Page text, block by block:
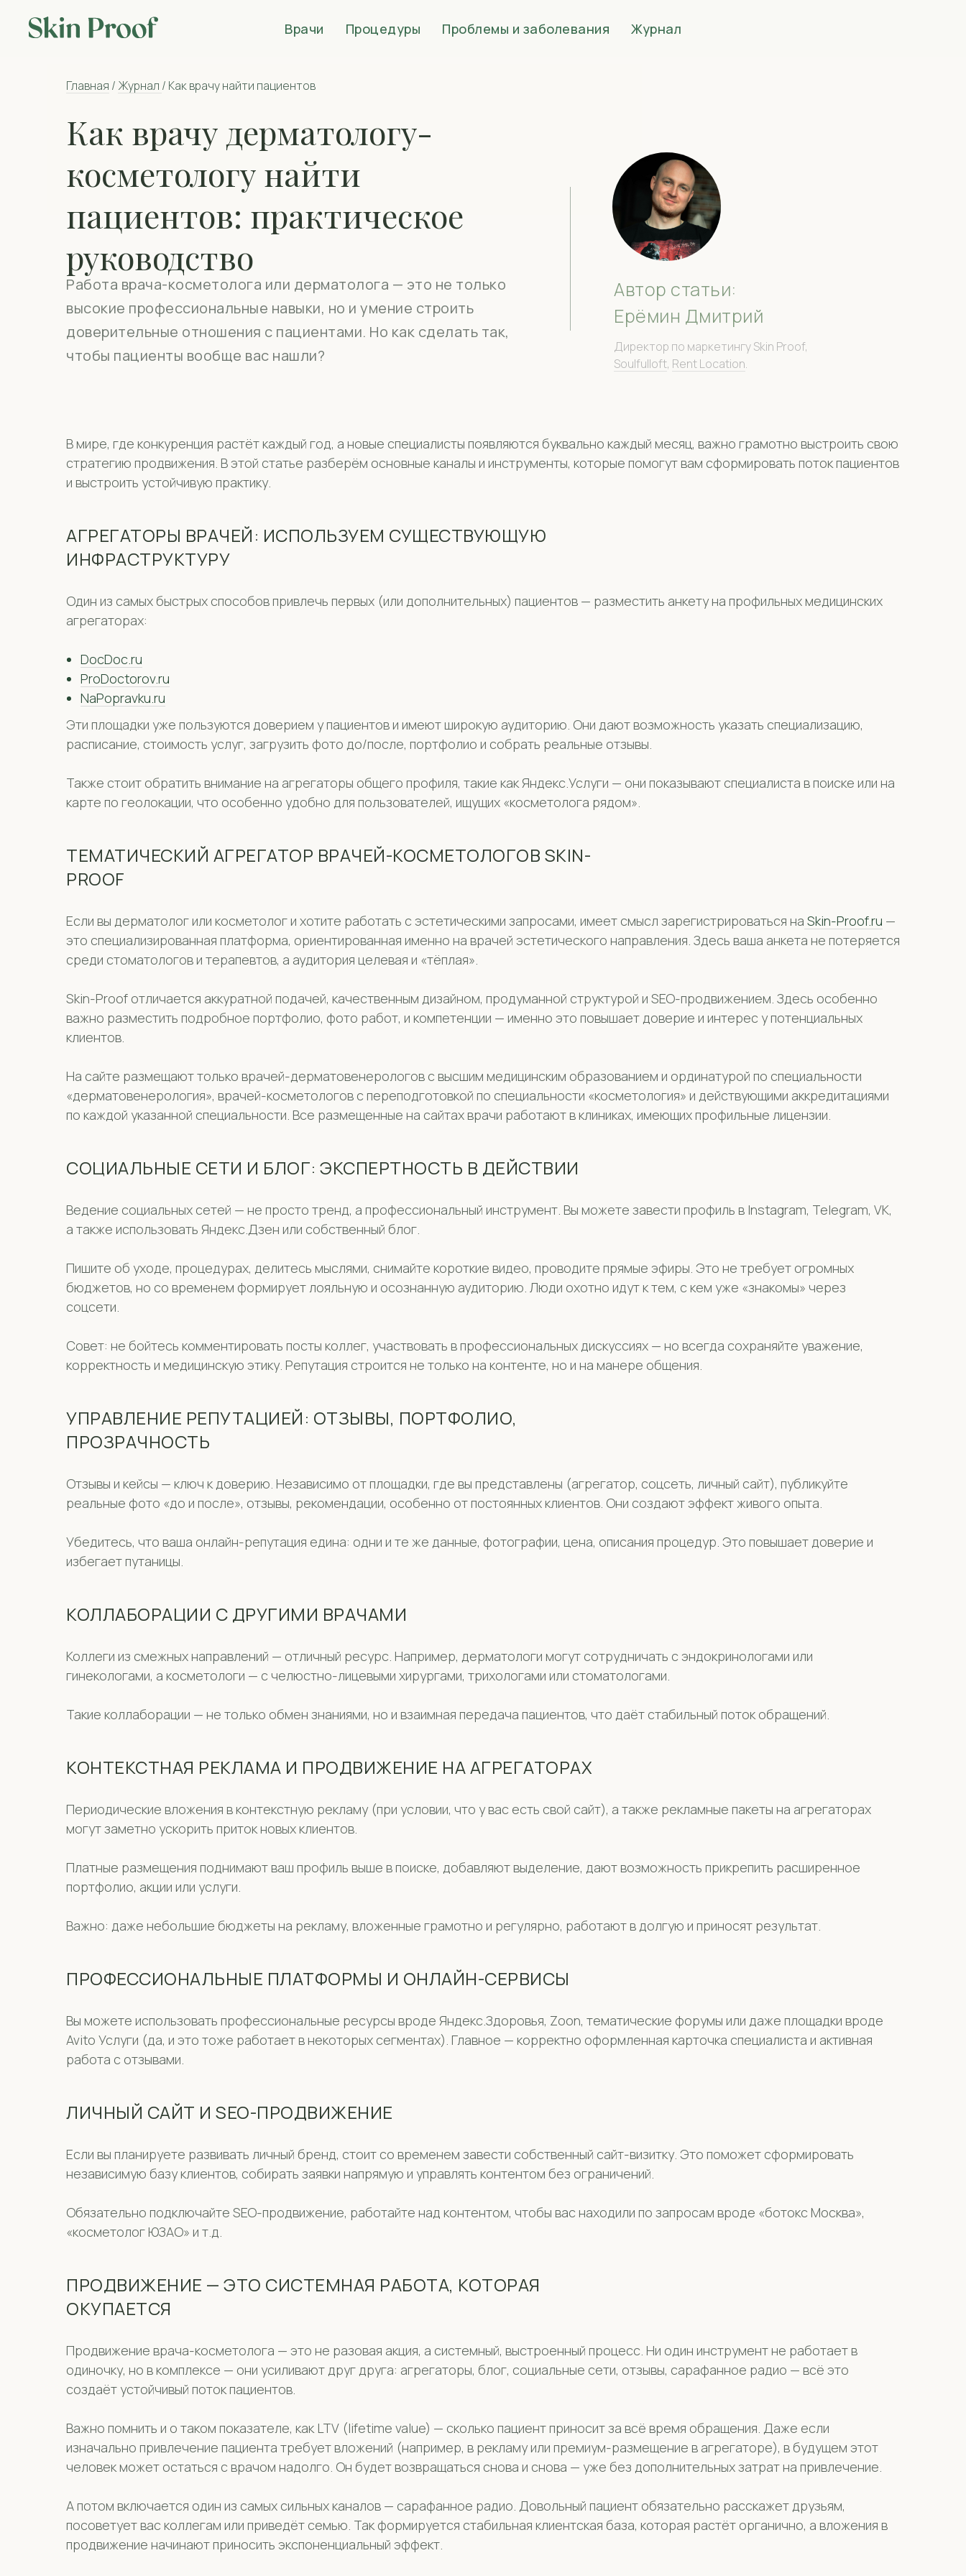
Врачи Процедуры Проблемы и заболевания Журнал
Как врачу дерматологу-
косметологу найти
пациентов: практическое
руководство
Работа врача-косметолога или дерматолога — это не только
высокие профессиональные навыки, но и умение строить
доверительные отношения с пациентами. Но как сделать так,
чтобы пациенты вообще вас нашли?
Главная / Журнал / Как врачу найти пациентов
Автор статьи:
Ерёмин Дмитрий
Директор по маркетингу Skin Proof,
Soulfulloft, Rent Location.
В мире, где конкуренция растёт каждый год, а новые специалисты появляются буквально каждый месяц, важно грамотно выстроить свою
стратегию продвижения. В этой статье разберём основные каналы и инструменты, которые помогут вам сформировать поток пациентов
и выстроить устойчивую практику.
АГРЕГАТОРЫ ВРАЧЕЙ: ИСПОЛЬЗУЕМ СУЩЕСТВУЮЩУЮ
ИНФРАСТРУКТУРУ
Один из самых быстрых способов привлечь первых (или дополнительных) пациентов — разместить анкету на профильных медицинских
агрегаторах:
DocDoc.ru
ProDoctorov.ru
NaPopravku.ru
Эти площадки уже пользуются доверием у пациентов и имеют широкую аудиторию. Они дают возможность указать специализацию,
расписание, стоимость услуг, загрузить фото до/после, портфолио и собрать реальные отзывы.
Также стоит обратить внимание на агрегаторы общего профиля, такие как Яндекс.Услуги — они показывают специалиста в поиске или на
карте по геолокации, что особенно удобно для пользователей, ищущих «косметолога рядом».
ТЕМАТИЧЕСКИЙ АГРЕГАТОР ВРАЧЕЙ-КОСМЕТОЛОГОВ SKIN-
PROOF
Если вы дерматолог или косметолог и хотите работать с эстетическими запросами, имеет смысл зарегистрироваться на Skin-Proof.ru —
это специализированная платформа, ориентированная именно на врачей эстетического направления. Здесь ваша анкета не потеряется
среди стоматологов и терапевтов, а аудитория целевая и «тёплая».
Skin-Proof отличается аккуратной подачей, качественным дизайном, продуманной структурой и SEO-продвижением. Здесь особенно
важно разместить подробное портфолио, фото работ, и компетенции — именно это повышает доверие и интерес у потенциальных
клиентов.
На сайте размещают только врачей-дерматовенерологов с высшим медицинским образованием и ординатурой по специальности
«дерматовенерология», врачей-косметологов с переподготовкой по специальности «косметология» и действующими аккредитациями
по каждой указанной специальности. Все размещенные на сайтах врачи работают в клиниках, имеющих профильные лицензии.
СОЦИАЛЬНЫЕ СЕТИ И БЛОГ: ЭКСПЕРТНОСТЬ В ДЕЙСТВИИ
Ведение социальных сетей — не просто тренд, а профессиональный инструмент. Вы можете завести профиль в Instagram, Telegram, VK,
а также использовать Яндекс.Дзен или собственный блог.
Пишите об уходе, процедурах, делитесь мыслями, снимайте короткие видео, проводите прямые эфиры. Это не требует огромных
бюджетов, но со временем формирует лояльную и осознанную аудиторию. Люди охотно идут к тем, с кем уже «знакомы» через
соцсети.
Совет: не бойтесь комментировать посты коллег, участвовать в профессиональных дискуссиях — но всегда сохраняйте уважение,
корректность и медицинскую этику. Репутация строится не только на контенте, но и на манере общения.
УПРАВЛЕНИЕ РЕПУТАЦИЕЙ: ОТЗЫВЫ, ПОРТФОЛИО,
ПРОЗРАЧНОСТЬ
Отзывы и кейсы — ключ к доверию. Независимо от площадки, где вы представлены (агрегатор, соцсеть, личный сайт), публикуйте
реальные фото «до и после», отзывы, рекомендации, особенно от постоянных клиентов. Они создают эффект живого опыта.
Убедитесь, что ваша онлайн-репутация едина: одни и те же данные, фотографии, цена, описания процедур. Это повышает доверие и
избегает путаницы.
КОЛЛАБОРАЦИИ С ДРУГИМИ ВРАЧАМИ
Коллеги из смежных направлений — отличный ресурс. Например, дерматологи могут сотрудничать с эндокринологами или
гинекологами, а косметологи — с челюстно-лицевыми хирургами, трихологами или стоматологами.
Такие коллаборации — не только обмен знаниями, но и взаимная передача пациентов, что даёт стабильный поток обращений.
КОНТЕКСТНАЯ РЕКЛАМА И ПРОДВИЖЕНИЕ НА АГРЕГАТОРАХ
Периодические вложения в контекстную рекламу (при условии, что у вас есть свой сайт), а также рекламные пакеты на агрегаторах
могут заметно ускорить приток новых клиентов.
Платные размещения поднимают ваш профиль выше в поиске, добавляют выделение, дают возможность прикрепить расширенное
портфолио, акции или услуги.
Важно: даже небольшие бюджеты на рекламу, вложенные грамотно и регулярно, работают в долгую и приносят результат.
ПРОФЕССИОНАЛЬНЫЕ ПЛАТФОРМЫ И ОНЛАЙН-СЕРВИСЫ
Вы можете использовать профессиональные ресурсы вроде Яндекс.Здоровья, Zoon, тематические форумы или даже площадки вроде
Avito Услуги (да, и это тоже работает в некоторых сегментах). Главное — корректно оформленная карточка специалиста и активная
работа с отзывами.
ЛИЧНЫЙ САЙТ И SEO-ПРОДВИЖЕНИЕ
Если вы планируете развивать личный бренд, стоит со временем завести собственный сайт-визитку. Это поможет сформировать
независимую базу клиентов, собирать заявки напрямую и управлять контентом без ограничений.
Обязательно подключайте SEO-продвижение, работайте над контентом, чтобы вас находили по запросам вроде «ботокс Москва»,
«косметолог ЮЗАО» и т.д.
ПРОДВИЖЕНИЕ — ЭТО СИСТЕМНАЯ РАБОТА, КОТОРАЯ
ОКУПАЕТСЯ
Продвижение врача-косметолога — это не разовая акция, а системный, выстроенный процесс. Ни один инструмент не работает в
одиночку, но в комплексе — они усиливают друг друга: агрегаторы, блог, социальные сети, отзывы, сарафанное радио — всё это
создаёт устойчивый поток пациентов.
Важно помнить и о таком показателе, как LTV (lifetime value) — сколько пациент приносит за всё время обращения. Даже если
изначально привлечение пациента требует вложений (например, в рекламу или премиум-размещение в агрегаторе), в будущем этот
человек может остаться с врачом надолго. Он будет возвращаться снова и снова — уже без дополнительных затрат на привлечение.
А потом включается один из самых сильных каналов — сарафанное радио. Довольный пациент обязательно расскажет друзьям,
посоветует вас коллегам или приведёт семью. Так формируется стабильная клиентская база, которая растёт органично, а вложения в
продвижение начинают приносить экспоненциальный эффект.